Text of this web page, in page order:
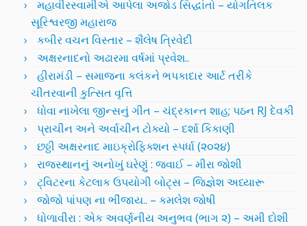
મહાવીરસ્વામીએ આપેલા અજોડ સિદ્ધાંતો – યોગતિલક
સૂરિશ્વરજી મહારાજ
કબીર વચન વિસ્તાર – શૈલેષ ત્રિવેદી
અક્ષરનાદનો અઢારમા વર્ષમાં પ્રવેશ..
હીરામંડી – સમાજના કલંકને ભપકાદાર આર્ટ તરીકે
ચીતરવાની કુત્સિત વૃત્તિ
ધોવા નાખેલા જીન્સનું ગીત – ચંદ્રકાન્ત શાહ; પઠન RJ દેવકી
પ્રાચીન અને અર્વાચીન ટોક્યો – દર્શા કિકાણી
છઠ્ઠી અક્ષરનાદ માઇક્રોફિક્શન સ્પર્ધા (૨૦૨૪)
રાજસ્થાનનું અનોખું ઘરેણું : જવાઈ – મીરા જોશી
ટ્વિટરના કેટલાક ઉપયોગી બોટ્સ – જિજ્ઞેશ અધ્યારૂ
જોજો પાંપણ ના ભીંજાય.. – કમલેશ જોષી
ધોળાવીરા : એક અવર્ણનીય અનુભવ (ભાગ ૨) – અમી દોશી